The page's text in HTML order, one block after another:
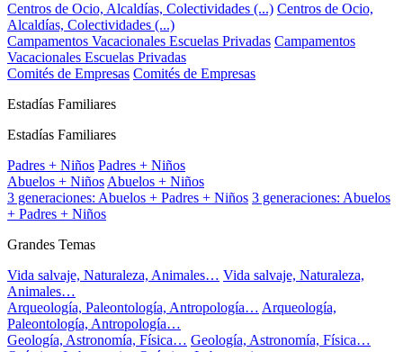
Centros de Ocio, Alcaldías, Colectividades (...) Centros de Ocio,
Alcaldías, Colectividades (...)
Campamentos Vacacionales Escuelas Privadas Campamentos
Vacacionales Escuelas Privadas
Comités de Empresas Comités de Empresas
Estadías Familiares
Estadías Familiares
Padres + Niños Padres + Niños
Abuelos + NiñosAbuelos + Niños
3 generaciones: Abuelos + Padres + Niños 3 generaciones: Abuelos
+ Padres + Niños
Grandes Temas
Vida salvaje, Naturaleza, Animales… Vida salvaje, Naturaleza,
Animales…
Arqueología, Paleontología, Antropología… Arqueología,
Paleontología, Antropología…
Geología, Astronomía, Física… Geología, Astronomía, Física…